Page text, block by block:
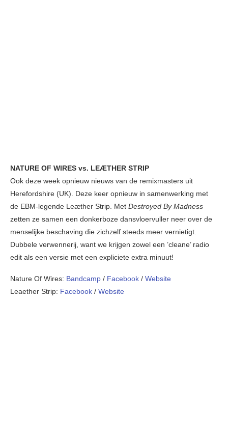
NATURE OF WIRES vs. LEÆTHER STRIP
Ook deze week opnieuw nieuws van de remixmasters uit
Herefordshire (UK). Deze keer opnieuw in samenwerking met
de EBM-legende Leæther Strip. Met Destroyed By Madness
zetten ze samen een donkerboze dansvloervuller neer over de
menselijke beschaving die zichzelf steeds meer vernietigt.
Dubbele verwennerij, want we krijgen zowel een ’cleane’ radio
edit als een versie met een expliciete extra minuut!
Nature Of Wires: Bandcamp / Facebook / Website
Leaether Strip: Facebook / Website